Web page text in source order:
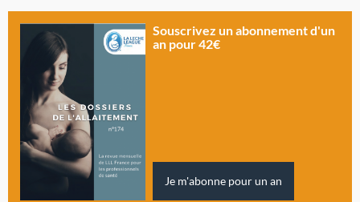
Souscrivez un abonnement d'un
an pour 42€
Je m'abonne pour un an